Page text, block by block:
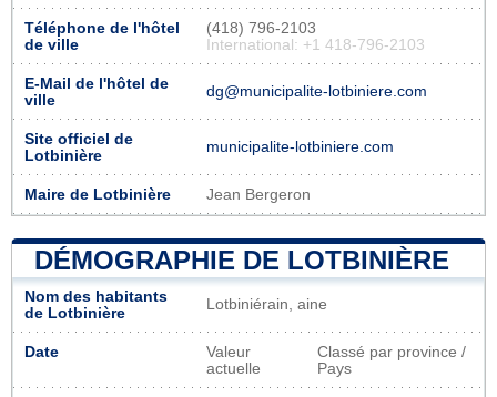
Téléphone de l'hôtel
de ville
(418) 796-2103
International: +1 418-796-2103
E-Mail de l'hôtel de
ville
dg@municipalite-lotbiniere.com
Site officiel de
Lotbinière
municipalite-lotbiniere.com
Maire de Lotbinière Jean Bergeron
DÉMOGRAPHIE DE LOTBINIÈRE
Nom des habitants
de Lotbinière
Lotbiniérain, aine
Date
Valeur
actuelle
Classé par province /
Pays